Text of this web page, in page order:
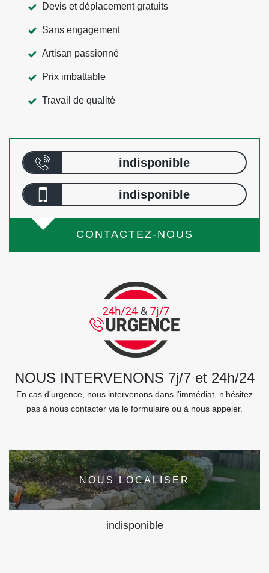
Devis et déplacement gratuits
Sans engagement
Artisan passionné
Prix imbattable
Travail de qualité
indisponible
indisponible
CONTACTEZ-NOUS
NOUS INTERVENONS 7j/7 et 24h/24
En cas d’urgence, nous intervenons dans l’immédiat, n’hésitez
pas à nous contacter via le formulaire ou à nous appeler.
NOUS LOCALISER
indisponible